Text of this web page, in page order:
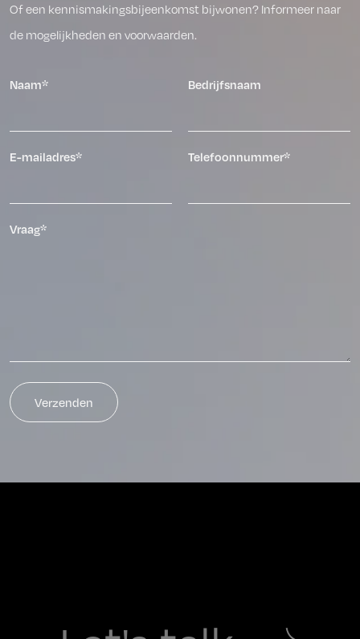
Of een kennismakingsbijeenkomst bijwonen? Informeer naar
de mogelijkheden en voorwaarden.
Naam* Bedrijfsnaam
E-mailadres* Telefoonnummer*
Vraag*